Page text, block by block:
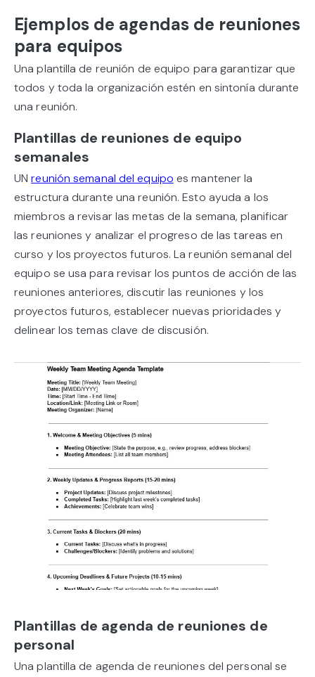
Ejemplos de agendas de reuniones
para equipos
Una plantilla de reunión de equipo para garantizar que
todos y toda la organización estén en sintonía durante
una reunión.
Plantillas de reuniones de equipo
semanales
UNreunión semanal del equipo es mantener la
estructura durante una reunión. Esto ayuda a los
miembros a revisar las metas de la semana, planificar
las reuniones y analizar el progreso de las tareas en
curso y los proyectos futuros. La reunión semanal del
equipo se usa para revisar los puntos de acción de las
reuniones anteriores, discutir las reuniones y los
proyectos futuros, establecer nuevas prioridades y
delinear los temas clave de discusión.
Plantillas de agenda de reuniones de
personal
Una plantilla de agenda de reuniones del personal se